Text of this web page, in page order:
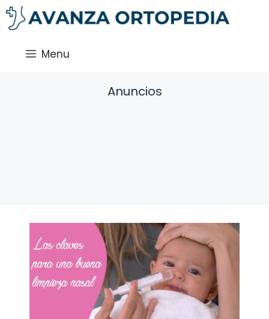
Saltar
al
Menu
Anuncios